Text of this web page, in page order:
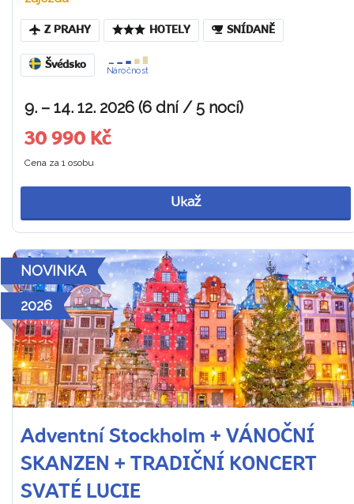
Z PRAHY HOTELY SNÍDANĚ
Švédsko
Náročnost
9. – 14. 12. 2026 (6 dní / 5 nocí)
30 990 Kč
Cena za 1 osobu
Ukaž
NOVINKA
2026
Adventní Stockholm + VÁNOČNÍ
SKANZEN + TRADIČNÍ KONCERT
SVATÉ LUCIE